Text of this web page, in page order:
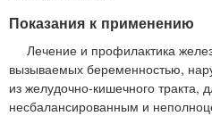
Показания к применению
Лечение и профилактика
вызываемых беременностью,
из желудочно-кишечного тракта,
несбалансированным и